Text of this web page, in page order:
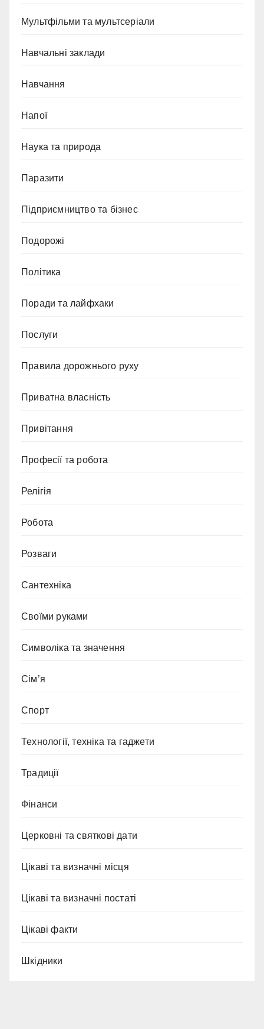
Мультфільми та мультсеріали
Навчальні заклади
Навчання
Напої
Наука та природа
Паразити
Підприємництво та бізнес
Подорожі
Політика
Поради та лайфхаки
Послуги
Правила дорожнього руху
Приватна власність
Привітання
Професії та робота
Релігія
Робота
Розваги
Сантехніка
Своїми руками
Символіка та значення
Сім’я
Спорт
Технології, техніка та гаджети
Традиції
Фінанси
Церковні та святкові дати
Цікаві та визначні місця
Цікаві та визначні постаті
Цікаві факти
Шкідники